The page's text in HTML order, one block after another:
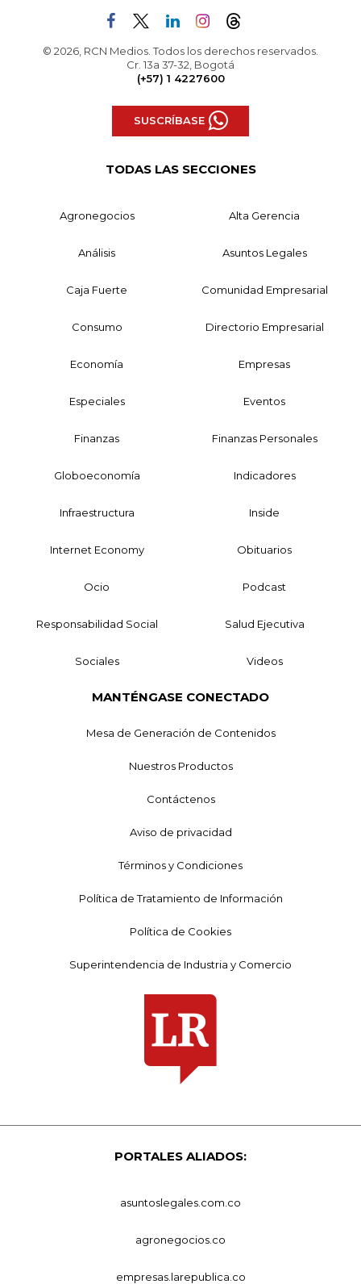
© 2026, RCN Medios. Todos los derechos reservados.
Cr. 13a 37-32, Bogotá
(+57) 1 4227600
SUSCRÍBASE
TODAS LAS SECCIONES
Agronegocios Alta Gerencia
Análisis Asuntos Legales
Caja Fuerte Comunidad Empresarial
Consumo Directorio Empresarial
Economía Empresas
Especiales Eventos
Finanzas Finanzas Personales
Globoeconomía Indicadores
Infraestructura Inside
Internet Economy Obituarios
Ocio Podcast
Responsabilidad Social Salud Ejecutiva
Sociales Videos
MANTÉNGASE CONECTADO
Mesa de Generación de Contenidos
Nuestros Productos
Contáctenos
Aviso de privacidad
Términos y Condiciones
Política de Tratamiento de Información
Política de Cookies
Superintendencia de Industria y Comercio
PORTALES ALIADOS:
asuntoslegales.com.co
agronegocios.co
empresas.larepublica.co